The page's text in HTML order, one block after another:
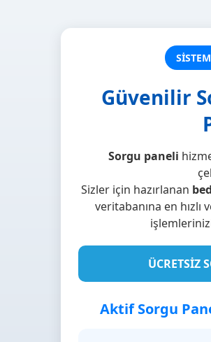
Güvenilir
Sorgu paneli
Sizler için hazırlanan
veritabanına en
ÜCRETSİZ
Aktif Sorgu